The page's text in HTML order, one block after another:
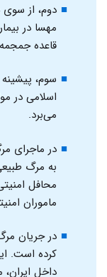
دوم، از سوی
مهسا در
قاعده
سوم،
اسلامی در
می‌برد.
در ماجرای
به مرگ
محافل
ماموران
در جریان
کرده است.
داخل